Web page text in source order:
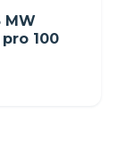
MW
100